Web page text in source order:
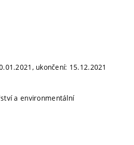
ukončení: 15.12.2021
a environmentální